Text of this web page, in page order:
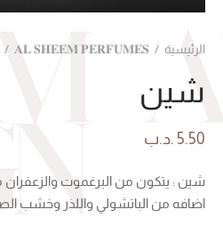
الرئيسية /
𝐀𝐋 𝐒𝐇𝐄𝐄𝐌 𝐏𝐄𝐑𝐅𝐔𝐌𝐄𝐒
/
شين
5.50 .د.ب
شين : يتكون من البرغموت
اضافه من الباتشولي واللذر وخشب